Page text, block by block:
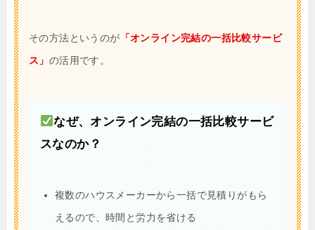
その方法というのが 「オンライン完結の一括比較サービ
ス」 の活用です。
なぜ、オンライン完結の一括比較サービ
スなのか？
複数のハウスメーカーから一括で見積りがもら
えるので、時間と労力を省ける